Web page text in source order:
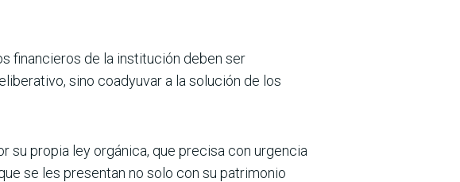
financieros de la institución deben ser
sino coadyuvar a la solución de los
su propia ley orgánica, que precisa con urgencia
se les presentan no solo con su patrimonio